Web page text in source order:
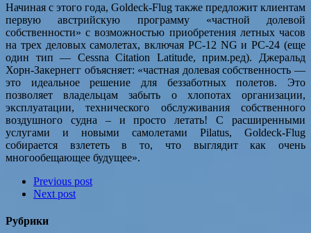
Начиная с этого года, Goldeck-Flug также предложит клиентам
первую австрийскую программу «частной долевой
собственности» с возможностью приобретения летных часов
на трех деловых самолетах, включая PC-12 NG и PC-24 (еще
один тип — Cessna Citation Latitude, прим.ред). Джеральд
Хорн-Закернегг объясняет: «частная долевая собственность —
это идеальное решение для беззаботных полетов. Это
позволяет владельцам забыть о хлопотах организации,
эксплуатации, технического обслуживания собственного
воздушного судна – и просто летать! С расширенными
услугами и новыми самолетами Pilatus, Goldeck-Flug
собирается взлететь в то, что выглядит как очень
многообещающее будущее».
Previous post
Next post
Рубрики